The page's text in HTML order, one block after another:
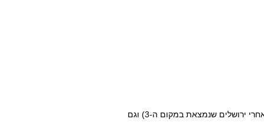
אבל זה לא הכל – הרר היא העיר הרביעית בקדושתה לאיסלם (אחרי ירושלים שנמצאת במקום ה-3) וגם